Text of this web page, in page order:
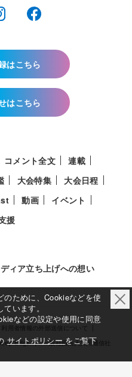
はこちら
はこちら
コメント全文
連載
大会特集
大会日程
動画
イベント
援
ィア立ち上げへの想い
Edge 一般社団法人共同通信社
のために、Cookieなどを使
います。
などの設定や使用に同意
サイトポリシー をご覧下